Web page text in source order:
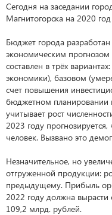
Сегодня на заседании
Магнитогорска на 2020
Бюджет города разработан
экономическим
составлен в трёх
экономики), базовом
счет повышения
бюджетном планировании
учитывает рост
2023 году
человек. Вызвано это
Незначительное, но
отгруженной продукции:
предыдущему. Прибыль
2022 году должна
109,2 млрд. рублей.